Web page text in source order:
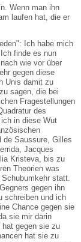
Wenn man ihn
laufen hat, die er
Ich habe mich
finde es nun
wie vor über
gegen diese
Unis damit zu
sagen, die bei
Fragestellungen
des
in diese Wut
de Saussure, Gilles
Jacques
Kristeva, bis zu
Theorien was
statt.
gegen ihn
schreiben und ich
Chance gegen sie
sie mir darin
gegen sie zu
hat sie zu